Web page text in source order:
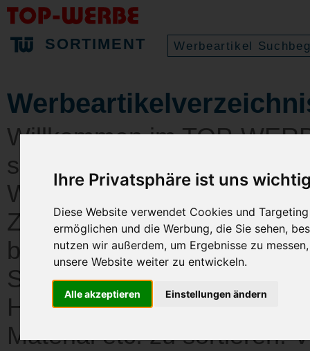
Ihre Privatsphäre ist uns
Diese Website verwendet Cookies und
ermöglichen und die Werbung, die Sie sehen,
nutzen wir außerdem, um Ergebnisse zu
unsere Website weiter zu entwickeln.
Alle akzeptieren Einstellungen ändern
SORTIMENT
Willkommen im TOP-
sehen Sie alle Rubriken
Werbeartikel. Egal ob Sie
Zeichensets suchen, in
bekommen Sie einen
Sortiment. Sie können
Hier haben Sie dann die
Material etc. zu sortieren.